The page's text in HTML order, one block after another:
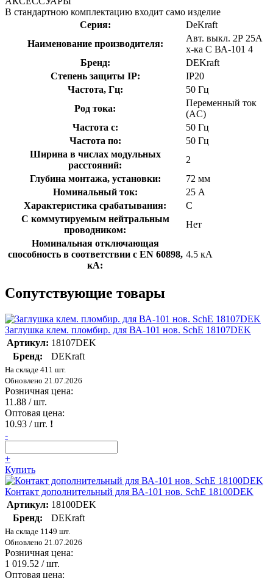
В стандартною комплектацию входит само изделие
Серия:
DeKraft
Наименование производителя:
Авт. выкл. 2Р 25А
х-ка C ВА-101 4
Бренд:
DEKraft
Степень защиты IP:
IP20
Частота, Гц:
50 Гц
Род тока:
Переменный ток
(AC)
Частота с:
50 Гц
Частота по:
50 Гц
Ширина в числах модульных
расстояний:
2
Глубина монтажа, установки:
72 мм
Номинальный ток:
25 А
Характеристика срабатывания:
C
С коммутируемым нейтральным
проводником:
Нет
Номинальная отключающая
способность в соответствии с EN 60898,
кА:
4.5 кА
Сопутствующие товары
Заглушка клем. пломбир. для ВА-101 нов. SchE 18107DEK
Артикул: 18107DEK
Бренд:
DEKraft
На складе 411 шт.
Обновлено 21.07.2026
Розничная цена:
11.88 / шт.
Оптовая цена:
10.93 / шт. !
-
+
Купить
Контакт дополнительный для ВА-101 нов. SchE 18100DEK
Артикул: 18100DEK
Бренд:
DEKraft
На складе 1149 шт.
Обновлено 21.07.2026
Розничная цена:
1 019.52 / шт.
Оптовая цена: